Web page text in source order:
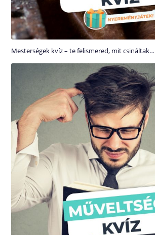
Mesterségek kvíz – te felismered, mit csináltak…